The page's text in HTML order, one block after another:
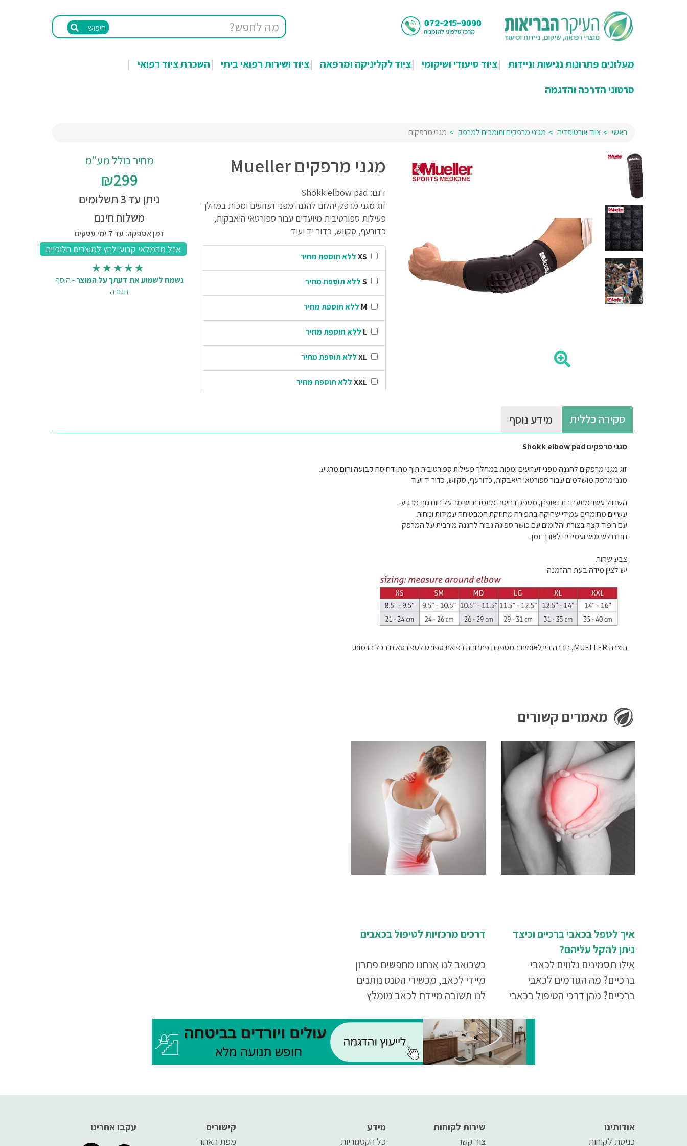
חיפוש
מעלונים פתרונות נגישות וניידות ציוד סיעודי ושיקומי ציוד לקליניקה ומרפאה ציוד ושירות רפואי ביתי
השכרת ציוד רפואי
סרטוני הדרכה והדגמה
ראשי ציוד אורטופדיה מגיני מרפקים ותומכים למרפק מגני מרפקים
מגני מרפקים Mueller
דגם: Shokk elbow pad
זוג מגני מרפק יהלום להגנה מפני זעזועים ומכות במהלך
פעילות ספורטיבית מיועדים עבור ספורטאי היאבקות,
כדורעף, סקווש, כדור יד ועוד
XS ללא תוספת מחיר
S ללא תוספת מחיר
ללא תוספת מחיר
L ללא תוספת מחיר
XL ללא תוספת מחיר
XXL ללא תוספת מחיר
מחיר כולל מע"מ
₪299
ניתן עד 3 תשלומים
משלוח חינם
זמן אספקה: עד 7 ימי עסקים
נשמח לשמוע את דעתך על המוצר-הוסף
תגובה
סקירה כללית מידע נוסף
מגני מרפקים Shokk elbow pad
זוג מגני מרפקים להגנה מפני זעזועים ומכות במהלך פעילות ספורטיבית תוך מתן דחיסה קבועה וחום מרגיע.
מגני מרפק מושלמים עבור ספורטאי היאבקות, כדורעף, סקווש, כדור יד ועוד.
השרוול עשוי מתערובת נאופרן, מספק דחיסה מתמדת ושומר על חום גוף מרגיע.
עשויים מחומרים עמידי שחיקה בתפירה מחוזקת המבטיחה עמידות ונוחות.
עם ריפוד קצף בצורת יהלומים עם כושר ספיגה גבוה להגנה מירבית על המרפק.
נוחים לשימוש ועמידים לאורך זמן.
צבע שחור.
יש לציין מידה בעת ההזמנה:
תוצרת MUELLER, חברה בינלאומית המספקת פתרונות רפואת ספורט לספורטאים בכל הרמות.
מאמרים קשורים
איך לטפל בכאבי ברכיים וכיצד
ניתן להקל עליהם?
אילו תסמינים נלווים לכאבי
ברכיים? מה הגורמים לכאבי
ברכיים? מהן דרכי הטיפול בכאבי
הברכיים? איך לשמור על בריאות
דרכים מרכזיות לטיפול בכאבים
כשכואב לנו אנחנו מחפשים פתרון
מיידי לכאב, מכשירי הטנס נותנים
לנו תשובה מיידת לכאב מומלץ
עקבו אחרינו
קישורים
מפת האתר
מידע
כל הקטגוריות
שירות לקוחות
צור קשר
אודותינו
כניסת לקוחות